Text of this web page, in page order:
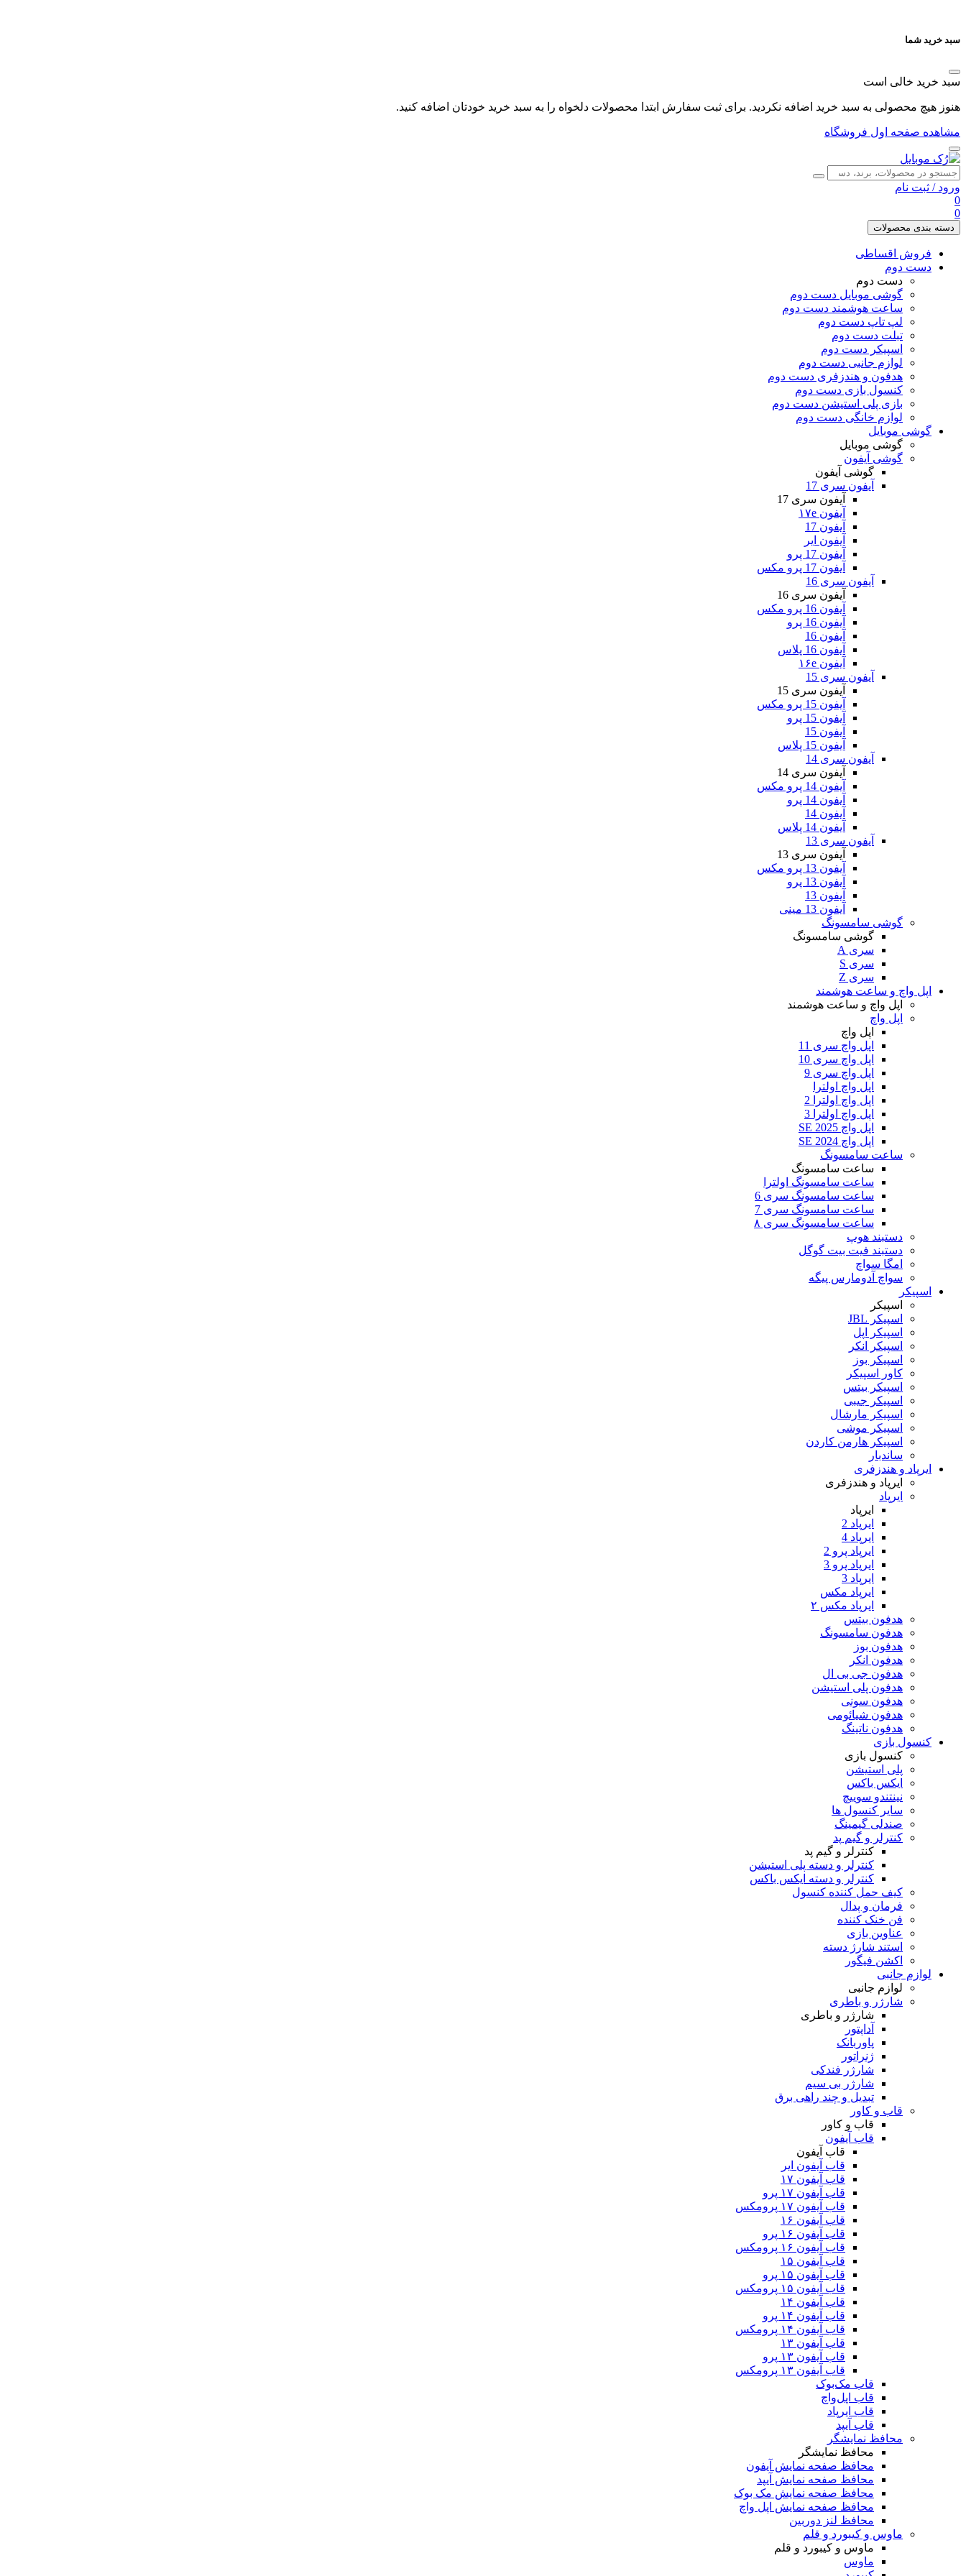
سبد خرید شما
سبد خرید خالی است
هنوز هیچ محصولی به سبد خرید اضافه نکردید. برای ثبت سفارش ابتدا محصولات دلخواه را به سبد خرید خودتان اضافه کنید.
مشاهده صفحه اول فروشگاه
ورود / ثبت نام
0
0
دسته بندی محصولات
فروش اقساطی
دست دوم
دست دوم
گوشی موبایل دست دوم
ساعت هوشمند دست دوم
لپ تاپ دست دوم
تبلت دست دوم
اسپیکر دست دوم
لوازم جانبی دست دوم
هدفون و هندزفری دست دوم
کنسول بازی دست دوم
بازی پلی استیشن دست دوم
لوازم خانگی دست دوم
گوشی موبایل
گوشی موبایل
گوشی آیفون
گوشی آیفون
آیفون سری 17
آیفون سری 17
آیفون ۱۷e
آیفون 17
آیفون ایر
آیفون 17 پرو
آیفون 17 پرو مکس
آیفون سری 16
آیفون سری 16
آیفون 16 پرو مکس
آیفون 16 پرو
آیفون 16
آیفون 16 پلاس
آیفون ۱۶e
آیفون سری 15
آیفون سری 15
آیفون 15 پرو مکس
آیفون 15 پرو
آیفون 15
آیفون 15 پلاس
آیفون سری 14
آیفون سری 14
آیفون 14 پرو مکس
آیفون 14 پرو
آیفون 14
آیفون 14 پلاس
آیفون سری 13
آیفون سری 13
آیفون 13 پرو مکس
آیفون 13 پرو
آیفون 13
آیفون 13 مینی
گوشی سامسونگ
گوشی سامسونگ
سری A
سری S
سری Z
اپل واچ و ساعت هوشمند
اپل واچ و ساعت هوشمند
اپل واچ
اپل واچ
اپل واچ سری 11
اپل واچ سری 10
اپل واچ سری 9
اپل واچ اولترا
اپل واچ اولترا 2
اپل واچ اولترا 3
اپل واچ SE 2025
اپل واچ SE 2024
ساعت سامسونگ
ساعت سامسونگ
ساعت سامسونگ اولترا
ساعت سامسونگ سری 6
ساعت سامسونگ سری 7
ساعت سامسونگ سری ۸
دستبند هوپ
دستبند فیت بیت گوگل
امگا سواچ
سواچ آدومارس پیگه
اسپیکر
اسپیکر
اسپیکر JBL
اسپیکر اپل
اسپیکر انکر
اسپیکر بوز
کاور اسپیکر
اسپیکر بیتس
اسپیکر جیبی
اسپیکر مارشال
اسپیکر موشی
اسپیکر هارمن کاردن
ساندبار
ایرپاد و هندزفری
ایرپاد و هندزفری
ایرپاد
ایرپاد
ایرپاد 2
ایرپاد 4
ایرپاد پرو 2
ایرپاد پرو 3
ایرپاد 3
ایرپاد مکس
ایرپاد مکس ۲
هدفون بیتس
هدفون سامسونگ
هدفون بوز
هدفون انکر
هدفون جی بی ال
هدفون پلی استیشن
هدفون سونی
هدفون شیائومی
هدفون ناتینگ
کنسول بازی
کنسول بازی
پلی استیشن
ایکس باکس
نینتندو سوییچ
سایر کنسول ها
صندلی گیمینگ
کنترلر و گیم پد
کنترلر و گیم پد
کنترلر و دسته پلی استیشن
کنترلر و دسته ایکس باکس
کیف حمل کننده کنسول
فرمان و پدال
فن خنک کننده
عناوین بازی
استند شارژ دسته
اکشن فیگور
لوازم جانبی
لوازم جانبی
شارژر و باطری
شارژر و باطری
آداپتور
پاوربانک
ژنراتور
شارژر فندکی
شارژر بی سیم
تبدیل و چند راهی برق
قاب و کاور
قاب و کاور
قاب آیفون
قاب آیفون
قاب آیفون ایر
قاب آیفون ۱۷
قاب آیفون ۱۷ پرو
قاب آیفون ۱۷ پرومکس
قاب آیفون ۱۶
قاب آیفون ۱۶ پرو
قاب آیفون ۱۶ پرومکس
قاب آیفون ۱۵
قاب آیفون ۱۵ پرو
قاب آیفون ۱۵ پرومکس
قاب آیفون ۱۴
قاب آیفون ۱۴ پرو
قاب آیفون ۱۴ پرومکس
قاب آیفون ۱۳
قاب آیفون ۱۳ پرو
قاب آیفون ۱۳ پرومکس
قاب مک‌بوک
قاب اپل‌واچ
قاب ایرپاد
قاب آیپد
محافظ نمایشگر
محافظ نمایشگر
محافظ صفحه نمایش آیفون
محافظ صفحه نمایش آیپد
محافظ صفحه نمایش مک بوک
محافظ صفحه نمایش اپل واچ
محافظ لنز دوربین
ماوس و کیبورد و قلم
ماوس و کیبورد و قلم
ماوس